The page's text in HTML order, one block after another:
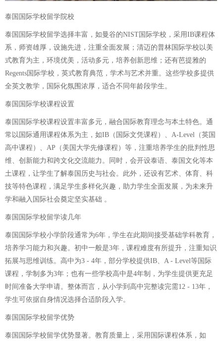
泰国国际学校留学院校
泰国国际学校留学选择丰富，如曼谷的NIST国际学校，采用IB课程体
系，师资雄厚，设施先进，注重全面发展；清迈的普林国际学校以美
式教育为主，环境优美，活动多元，培养创新思维；还有芭提雅的
Regents国际学校，英式教育典范，学术与艺术并重。这些学校多提供
全英文教学，国际化氛围浓厚，适合不同年龄段学生。
泰国国际学校课程设置
泰国国际学校课程设置丰富多元，融合国际教育理念与本土特色。通
常以国际通用课程体系为主，如IB（国际文凭课程）、A-Level（英国
高中课程）、AP（美国大学先修课程）等，注重培养学生的批判性思
维、创新能力和跨文化交流能力。同时，会开设泰语、泰国文化等本
土课程，让学生了解泰国历史与社会。此外，还设有艺术、体育、科
技等特色课程，满足学生多样化兴趣，助力学生全面发展，为未来升
学和融入国际社会奠定坚实基础 。
泰国国际学校留学读几年
泰国国际学校小学阶段通常为6年，学生在此期间接受基础学科教育，
培养学习能力和兴趣。初中一般是3年，课程难度有所提升，注重知识
拓展与思维训练。高中为3 - 4年，部分学校提供IB、A - Level等国际
课程，学制多为3年；也有一些学校高中是4年制，为学生提供更充足
时间准备大学申请。整体而言，从小学到高中完整读完需12 - 13年，
学生可依据自身情况选择合适阶段入学。
泰国国际学校留学优势
泰国国际学校留学优势显著。教育质量上，采用国际课程体系，如